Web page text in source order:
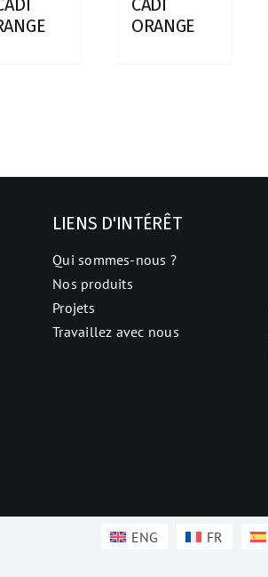
CADI
ORANGE
LIENS D'INTÉRÊT
Qui sommes-nous ?
Nos produits
Projets
Travaillez avec nous
ENG FR